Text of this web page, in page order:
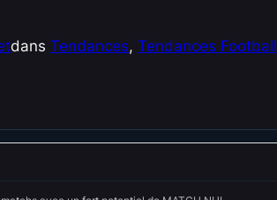
dans Tendances, Tendances Football